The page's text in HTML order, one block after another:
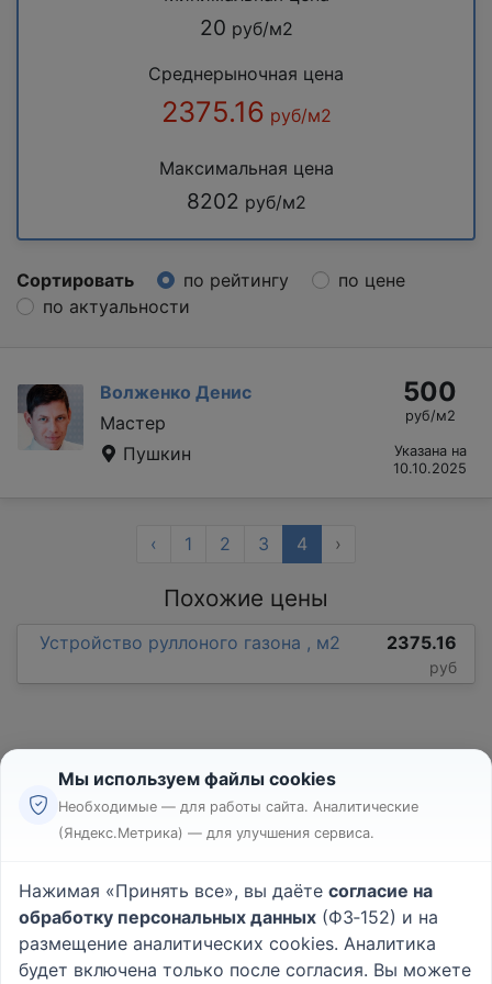
20 руб/м2
Среднерыночная цена
2375.16 руб/м2
Максимальная цена
8202 руб/м2
Сортировать по рейтингу
по цене
по актуальности
Волженко Денис
Мастер
Пушкин
500
руб/м2
Указана на
10.10.2025
‹ 1 2 3 4 ›
Похожие цены
Устройство руллоного газона , м2 2375.16
руб
Реклама
Пользовательское соглашение
Политика конфиденциальности
Вопрос - Ответ|О проекте
Мы используем файлы cookies
Необходимые — для работы сайта. Аналитические
(Яндекс.Метрика) — для улучшения сервиса.
Нажимая «Принять все», вы даёте согласие на
обработку персональных данных (ФЗ‑152) и на
размещение аналитических cookies. Аналитика
будет включена только после согласия. Вы можете